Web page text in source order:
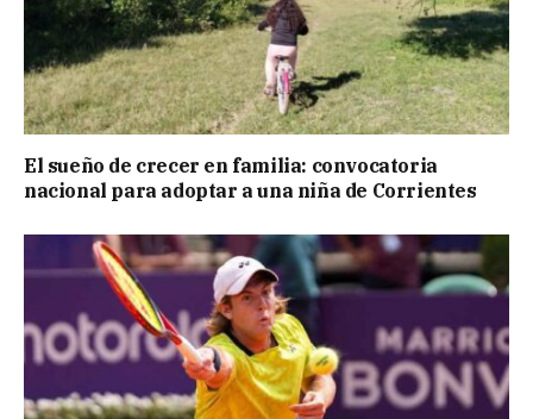
El sueño de crecer en familia: convocatoria
nacional para adoptar a una niña de Corrientes